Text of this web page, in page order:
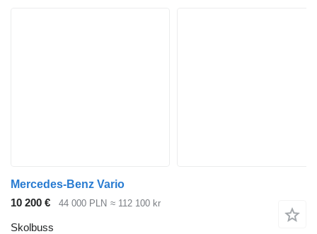
Mercedes-Benz Vario
10 200 €
44 000 PLN ≈ 112 100 kr
Skolbuss